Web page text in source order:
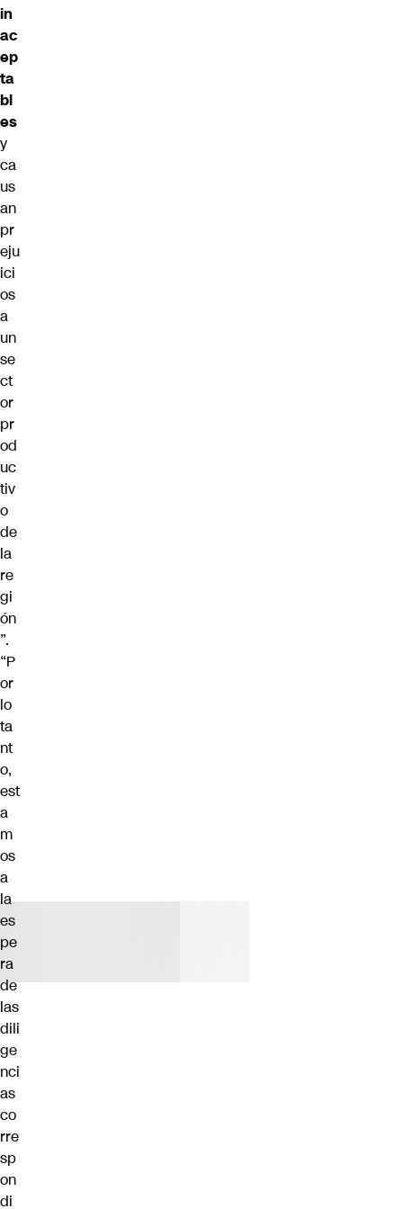
in
ac
ep
ta
bl
es
y
ca
us
an
pr
eju
ici
os
a
un
se
ct
or
pr
od
uc
tiv
o
de
la
re
gi
ón
”.
“P
or
lo
ta
nt
o,
est
a
m
os
a
la
es
pe
ra
de
las
dili
ge
nci
as
co
rre
sp
on
di